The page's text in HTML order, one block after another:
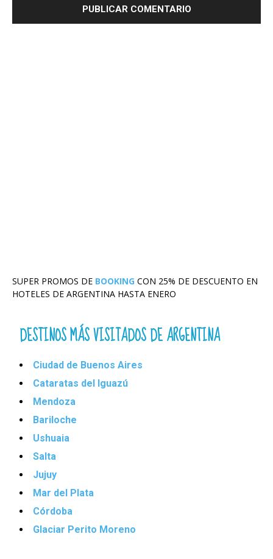
SUPER PROMOS DE BOOKING CON 25% DE DESCUENTO EN
HOTELES DE ARGENTINA HASTA ENERO
DESTINOS MÁS VISITADOS DE ARGENTINA
Ciudad de Buenos Aires
Cataratas del Iguazú
Mendoza
Bariloche
Ushuaia
Salta
Jujuy
Mar del Plata
Córdoba
Glaciar Perito Moreno